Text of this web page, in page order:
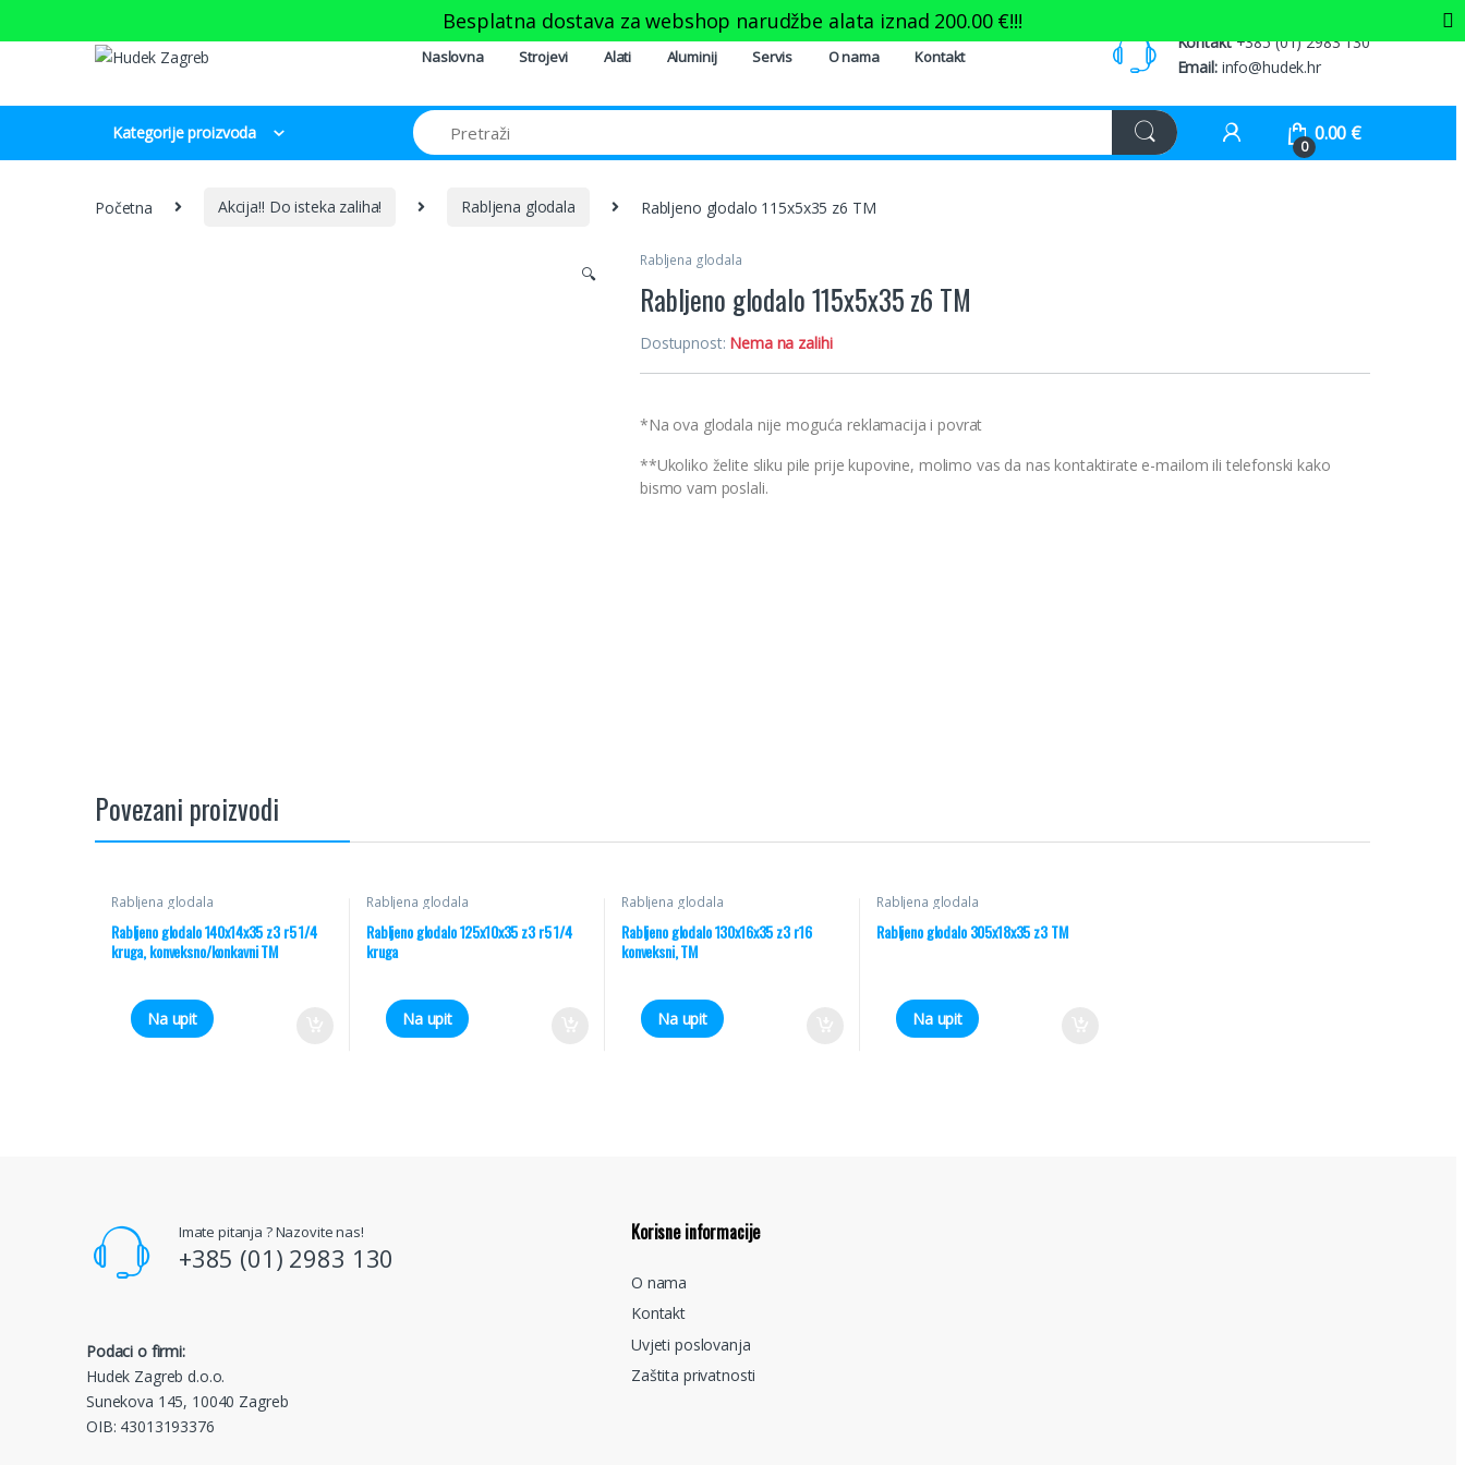
Naslovna Strojevi Alati Aluminij Servis O nama Kontakt
Kontakt+385 (01) 2983 130
Email:info@hudek.hr
Kategorije proizvoda
0
0.00 €
Početna Akcija!! Do isteka zaliha! Rabljena glodala Rabljeno glodalo 115x5x35 z6 TM
🔍
Rabljena glodala
Rabljeno glodalo 115x5x35 z6 TM
Dostupnost: Nema na zalihi
*Na ova glodala nije moguća reklamacija i povrat
**Ukoliko želite sliku pile prije kupovine, molimo vas da nas kontaktirate e-mailom ili telefonski kako
bismo vam poslali.
Povezani proizvodi
Rabljena glodala
Rabljeno glodalo 140x14x35 z3 r5 1/4
kruga, konveksno/konkavni TM
Na upit
Rabljena glodala
Rabljeno glodalo 125x10x35 z3 r5 1/4
kruga
Na upit
Rabljena glodala
Rabljeno glodalo 130x16x35 z3 r16
konveksni, TM
Na upit
Rabljena glodala
Rabljeno glodalo 305x18x35 z3 TM
Na upit
Imate pitanja ? Nazovite nas!
+385 (01) 2983 130
Podaci o firmi:
Hudek Zagreb d.o.o.
Sunekova 145, 10040 Zagreb
OIB: 43013193376
Korisne informacije
O nama
Kontakt
Uvjeti poslovanja
Zaštita privatnosti
Besplatna dostava za webshop narudžbe alata iznad 200.00 €!!!